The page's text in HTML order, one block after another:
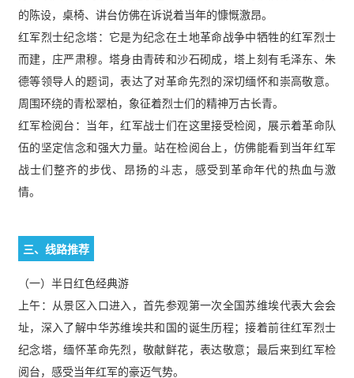
的陈设，桌椅、讲台仿佛在诉说着当年的慷慨激昂。
红军烈士纪念塔：它是为纪念在土地革命战争中牺牲的红军烈士
而建，庄严肃穆。塔身由青砖和沙石砌成，塔上刻有毛泽东、朱
德等领导人的题词，表达了对革命先烈的深切缅怀和崇高敬意。
周围环绕的青松翠柏，象征着烈士们的精神万古长青。
红军检阅台：当年，红军战士们在这里接受检阅，展示着革命队
伍的坚定信念和强大力量。站在检阅台上，仿佛能看到当年红军
战士们整齐的步伐、昂扬的斗志，感受到革命年代的热血与激
情。
三、线路推荐
（一）半日红色经典游
上午：从景区入口进入，首先参观第一次全国苏维埃代表大会会
址，深入了解中华苏维埃共和国的诞生历程；接着前往红军烈士
纪念塔，缅怀革命先烈，敬献鲜花，表达敬意；最后来到红军检
阅台，感受当年红军的豪迈气势。